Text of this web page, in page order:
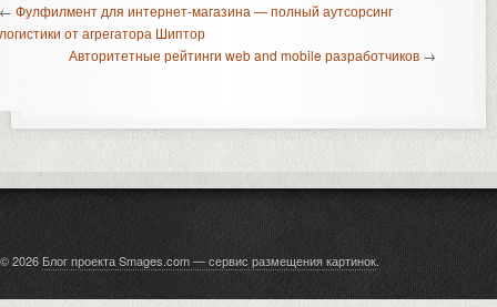
Фулфилмент для интернет-магазина — полный аутсорсинг
от агрегатора Шиптор
Авторитетные рейтинги web and mobile разработчиков →
© 2026 Блог проекта Smages.com — сервис размещения картинок.